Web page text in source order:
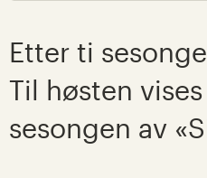
Etter ti
Til høsten
sesongen av